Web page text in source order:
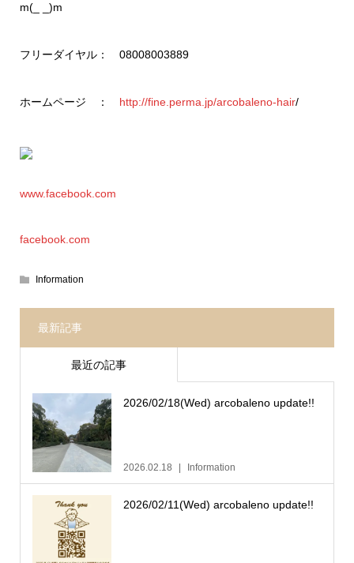
m(_ _)m
フリーダイヤル： 08008003889
ホームページ ： http://fine.perma.jp/arcobaleno-hair/
www.facebook.com
facebook.com
Information
最新記事
最近の記事
2026/02/18(Wed) arcobaleno update!!
2026.02.18 Information
2026/02/11(Wed) arcobaleno update!!